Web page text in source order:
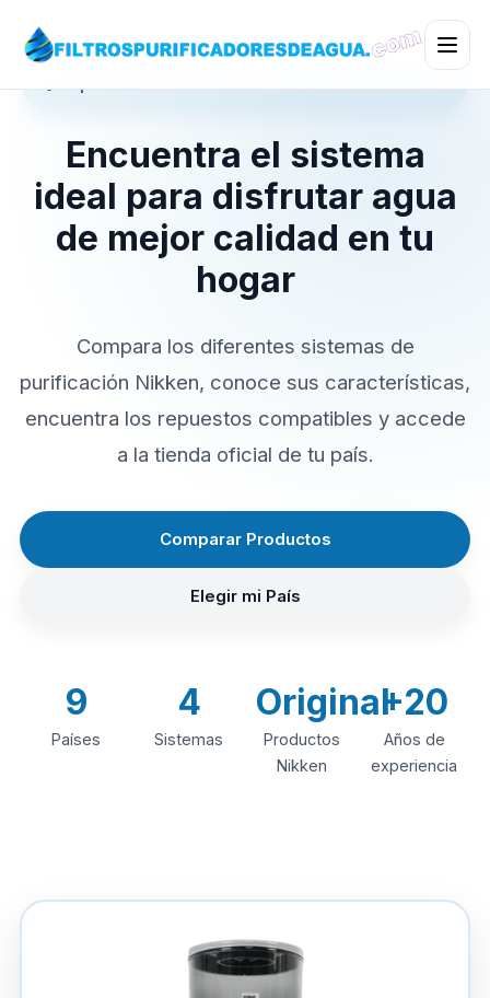
Encuentra el sistema
ideal para disfrutar agua
de mejor calidad en tu
hogar
Compara los diferentes sistemas de
purificación Nikken, conoce sus características,
encuentra los repuestos compatibles y accede
a la tienda oficial de tu país.
Comparar Productos
Elegir mi País
9
Países
4
Sistemas
Original
Productos
Nikken
+20
Años de
experiencia